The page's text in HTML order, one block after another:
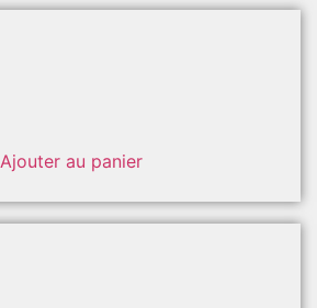
Ajouter au panier